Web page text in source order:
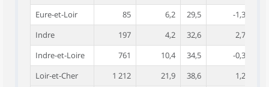
Eure-et-Loir
85 6,2 29,5
-1,3
Indre
197 4,2 32,6
2,7
Indre-et-Loire
761 10,4 34,5
-0,3
Loir-et-Cher
1 212 21,9 38,6
1,2